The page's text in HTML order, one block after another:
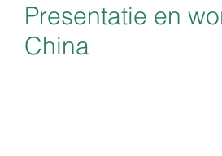
Presentatie en
China